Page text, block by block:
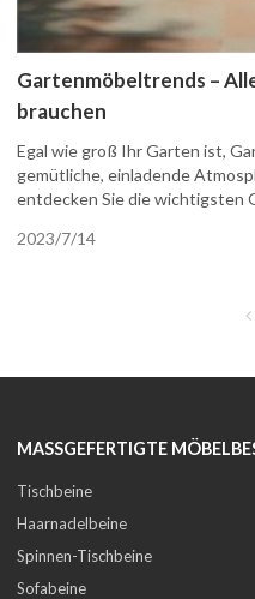
Gartenmöbeltrends –
brauchen
Egal wie groß Ihr Garten ist,
gemütliche, einladende
entdecken Sie die wichtigsten
2023/7/14
MASSGEFERTIGTE
Tischbeine
Haarnadelbeine
Spinnen-Tischbeine
Sofabeine